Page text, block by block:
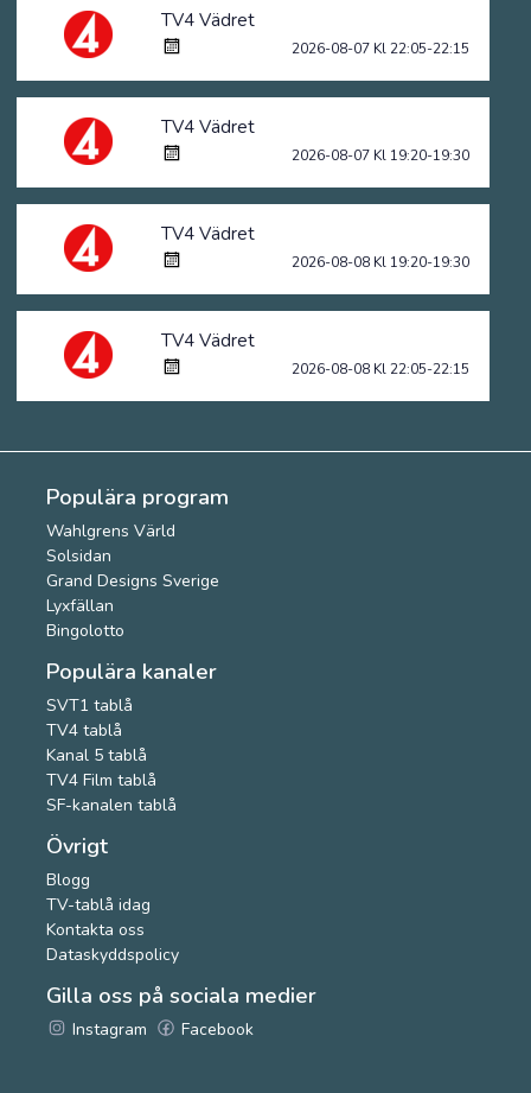
TV4 Vädret
2026-08-07 Kl 22:05-22:15
TV4 Vädret
2026-08-07 Kl 19:20-19:30
TV4 Vädret
2026-08-08 Kl 19:20-19:30
TV4 Vädret
2026-08-08 Kl 22:05-22:15
Populära program
Wahlgrens Värld
Solsidan
Grand Designs Sverige
Lyxfällan
Bingolotto
Populära kanaler
SVT1 tablå
TV4 tablå
Kanal 5 tablå
TV4 Film tablå
SF-kanalen tablå
Övrigt
Blogg
TV-tablå idag
Kontakta oss
Dataskyddspolicy
Gilla oss på sociala medier
Instagram Facebook